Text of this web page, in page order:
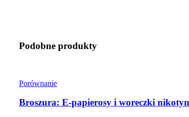
Podobne produkty
Porównanie
Broszura: E-papierosy i woreczki